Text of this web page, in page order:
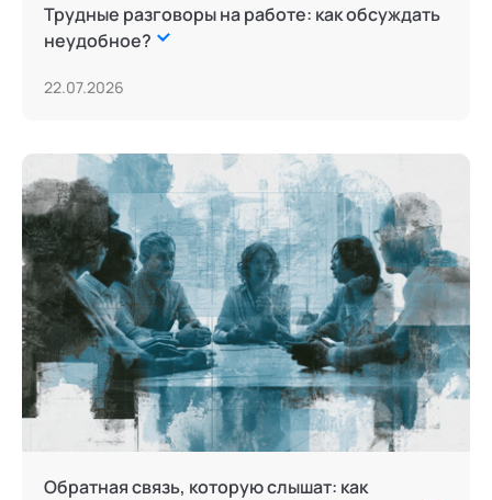
Трудные разговоры на работе: как обсуждать
неудобное?
22.07.2026
Обратная связь, которую слышат: как